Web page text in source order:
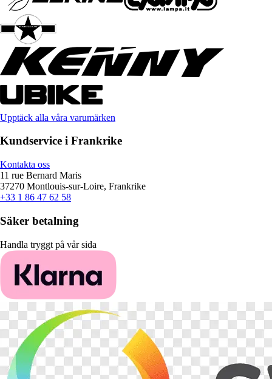
Upptäck alla våra varumärken
Kundservice i Frankrike
Kontakta oss
11 rue Bernard Maris
37270 Montlouis-sur-Loire, Frankrike
+33 1 86 47 62 58
Säker betalning
Handla tryggt på vår sida